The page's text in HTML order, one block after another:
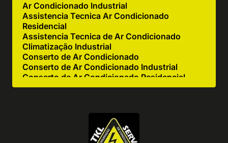
Ar Condicionado Industrial
Assistencia Tecnica Ar Condicionado
Residencial
Assistencia Tecnica de Ar Condicionado
Climatização Industrial
Conserto de Ar Condicionado
Conserto de Ar Condicionado Industrial
Conserto de Ar Condicionado Residencial
Conserto de Equipamentos de Cocção
Empresa de Ar Condicionado Industrial
Empresa de Ar Condicionado Manutenção
Empresa de Climatização